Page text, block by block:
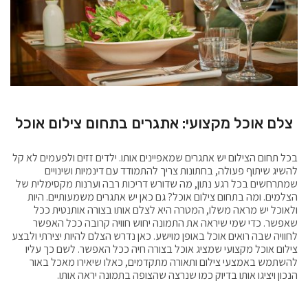
צלם אוכל מקצועי: אתגרים בתחום צילום אוכל
בכל תחום הצילום יש אתגרים שמאפיינים אותו. ילדים זזים ולפעמים לא קל
להשיג שיתוף פעולה, בחתונות צריך להתמודד עם דינמיות ושינויים
שמתרחשים בכל רגע נתון, מה שדורש דריכות רבה וערנות מקסימלית של
הצלמים. ומה בתחום צילום אוכל? גם כאן יש אתגרים משמעותיים. היות
ולאוכל יש מראה משלו, המטרה היא לצלם אותו בצורה אותנטית ככל
שאפשר. כדי שמי שיראה את התמונה יחוש חוויה קרובה ככל האפשר
לחוויה שבה רואים אוכל באופן מוישע. כאן נדרש הצלם להיות יצירתי ולבצע
צילום אוכל מקצועי שמציג אוכל בצורה חיה ככל האפשר. לשם כך עליו
להשתמש באמצעי צילום ותאורה מתקדמים, כאלו שיאירו מאכל באור
הנכון ויציגו אותו בדיוק כמו שנרצה שהצופה בתמונה יראה אותו.